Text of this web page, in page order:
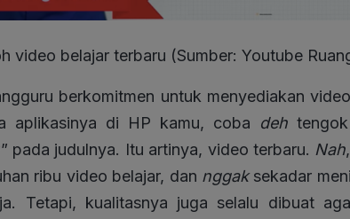
video belajar terbaru (Sumber: Youtube
berkomitmen untuk menyediakan
aplikasinya di HP kamu, coba deh
pada judulnya. Itu artinya, video terbaru. Nah
ribu video belajar, dan nggaksekadar
Tetapi, kualitasnya juga selalu dibuat